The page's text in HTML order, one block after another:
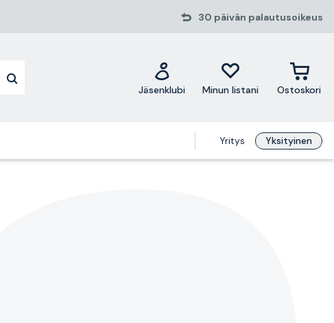
30 päivän palautusoikeus
Jäsenklubi Minun listani Ostoskori
Yritys Yksityinen